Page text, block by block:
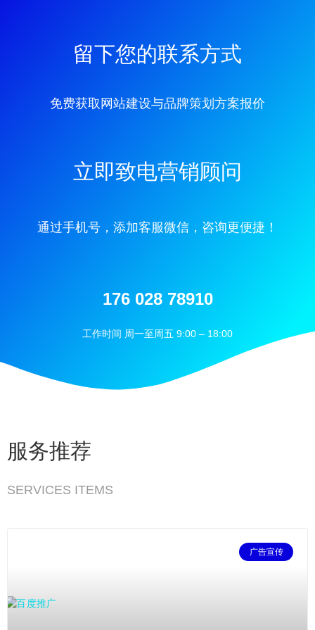
留下您的联系方式
免费获取网站建设与品牌策划方案报价
立即致电营销顾问
通过手机号，添加客服微信，咨询更便捷！
176 028 78910
工作时间 周一至周五 9:00 – 18:00
服务推荐
SERVICES ITEMS
广告宣传